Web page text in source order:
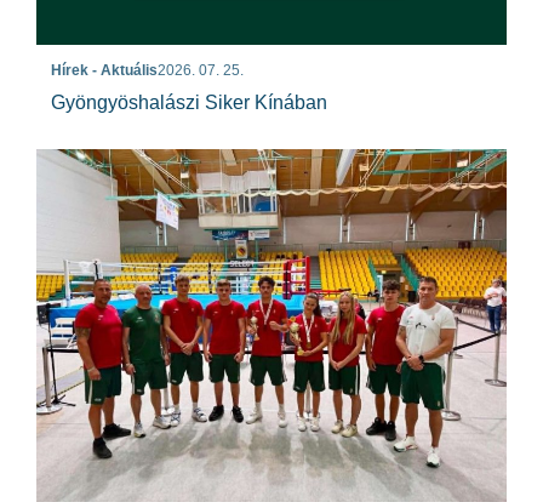
Hírek - Aktuális2026. 07. 25.
Gyöngyöshalászi Siker Kínában